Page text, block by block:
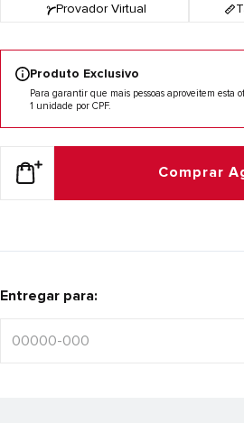
Provador Virtual
Produto Exclusivo
Para garantir que mais pessoas aproveitem esta
1 unidade por CPF.
Comprar
Entregar para: